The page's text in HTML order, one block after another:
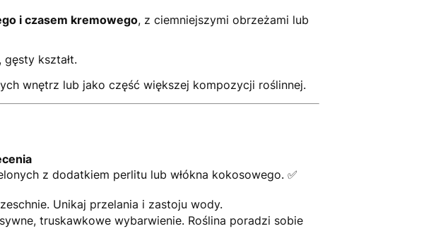
i czasem kremowego, z ciemniejszymi obrzeżami lub
kształt.
wnętrz lub jako część większej kompozycji roślinnej.
z dodatkiem perlitu lub włókna kokosowego. ✅
Unikaj przelania i zastoju wody.
truskawkowe wybarwienie. Roślina poradzi sobie